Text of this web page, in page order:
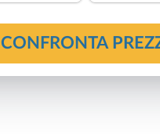
CONFRONTA